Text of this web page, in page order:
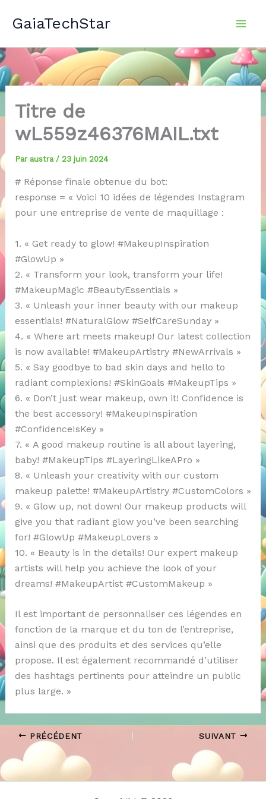
GaiaTechStar
Titre de
wL559z46376MAIL.txt
Par austra / 23 juin 2024
# Réponse finale obtenue du bot:
response = « Voici 10 idées de légendes Instagram
pour une entreprise de vente de maquillage :
1. « Get ready to glow! #MakeupInspiration
#GlowUp »
2. « Transform your look, transform your life!
#MakeupMagic #BeautyEssentials »
3. « Unleash your inner beauty with our makeup
essentials! #NaturalGlow #SelfCareSunday »
4. « Where art meets makeup! Our latest collection
is now available! #MakeupArtistry #NewArrivals »
5. « Say goodbye to bad skin days and hello to
radiant complexions! #SkinGoals #MakeupTips »
6. « Don’t just wear makeup, own it! Confidence is
the best accessory! #MakeupInspiration
#ConfidenceIsKey »
7. « A good makeup routine is all about layering,
baby! #MakeupTips #LayeringLikeAPro »
8. « Unleash your creativity with our custom
makeup palette! #MakeupArtistry #CustomColors »
9. « Glow up, not down! Our makeup products will
give you that radiant glow you’ve been searching
for! #GlowUp #MakeupLovers »
10. « Beauty is in the details! Our expert makeup
artists will help you achieve the look of your
dreams! #MakeupArtist #CustomMakeup »
Il est important de personnaliser ces légendes en
fonction de la marque et du ton de l’entreprise,
ainsi que des produits et des services qu’elle
propose. Il est également recommandé d’utiliser
des hashtags pertinents pour atteindre un public
plus large. »
PRÉCÉDENT SUIVANT